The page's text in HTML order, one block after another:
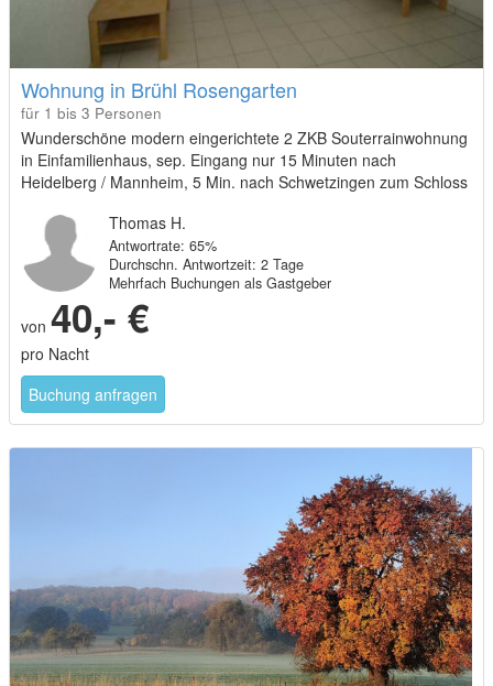
Wohnung in Brühl Rosengarten
für 1 bis 3 Personen
Wunderschöne modern eingerichtete 2 ZKB Souterrainwohnung
in Einfamilienhaus, sep. Eingang nur 15 Minuten nach
Heidelberg / Mannheim, 5 Min. nach Schwetzingen zum Schloss
Thomas H.
Antwortrate: 65%
Durchschn. Antwortzeit: 2 Tage
Mehrfach Buchungen als Gastgeber
von 40,- €
pro Nacht
Buchung anfragen